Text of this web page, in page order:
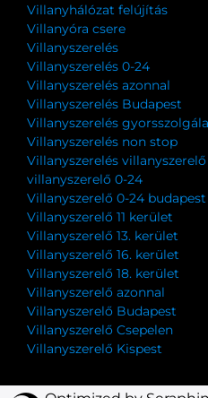
Villanyhálózat felújítás
Villanyóra csere
Villanyszerelés
Villanyszerelés 0-24
Villanyszerelés azonnal
Villanyszerelés Budapest
Villanyszerelés
Villanyszerelés non stop
Villanyszerelés villanyszerelő
villanyszerelő 0-24
Villanyszerelő 0-24 budapest
Villanyszerelő 11 kerület
Villanyszerelő 13. kerület
Villanyszerelő 16. kerület
Villanyszerelő 18. kerület
Villanyszerelő azonnal
Villanyszerelő Budapest
Villanyszerelő Csepelen
Villanyszerelő Kispest